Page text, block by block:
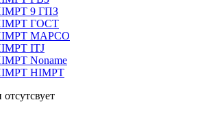
9 ГПЗ
ГОСТ
MAPCO
ITJ
Noname
HIMPT